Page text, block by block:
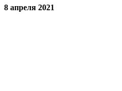
8 апреля 2021